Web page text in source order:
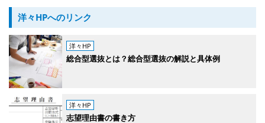
洋々HPへのリンク
洋々HP
総合型選抜とは？総合型選抜の解説と具体例
洋々HP
志望理由書の書き方